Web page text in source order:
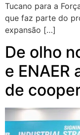
Tucano para a
que faz parte do
expansão […]
De olho
e ENAER
de